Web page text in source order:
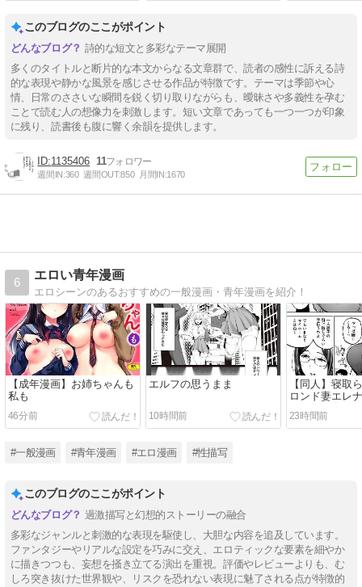
このブログのここがポイント
詩的な短文と多彩なテーマ展開
多くのタイトルと断片的な本文からなる文章群で、読者の感性に訴える詩
的な表現や静かな風景を感じさせる作品が特徴です。テーマは季節や心
情、日常のささいな瞬間を鋭く切り取りながらも、曖昧さや多義性を孕む
ことで読む人の想像力を刺激します。短い文章であっても一つ一つが印象
に残り、読書後も腹に響く余韻を提供します。
1135406 11
週間IN:360 週間OUT:850 月間IN:1670
6
エロい青年漫画
エロシーンのあるおすすめの一般漫画・青年漫画を紹介！
【成年漫画】お姉ちゃんも
私も
46分前
エルフの思うまま
10時間前
【同人】寝取
ロンド妻エレ
居も田舎おや
したw―(ゴー
23時間前
#一般漫画 #青年漫画 #エロ漫画 #性描写
このブログのここがポイント
過激描写と幻想的ストーリーの融合
多彩なジャンルと刺激的な表現を駆使し、大胆な内容を追及しています。
ファンタジーやリアルな設定を巧みに交え、エロティックな要素を細やか
に描きつつも、妄想を掻き立てる演出を重視。評価やレビューよりも、む
しろ突き抜けた世界観や、リスクを恐れない表現に魅了される点が特徴的